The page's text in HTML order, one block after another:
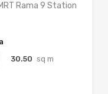
Rama 9 Station
30.50 sq m